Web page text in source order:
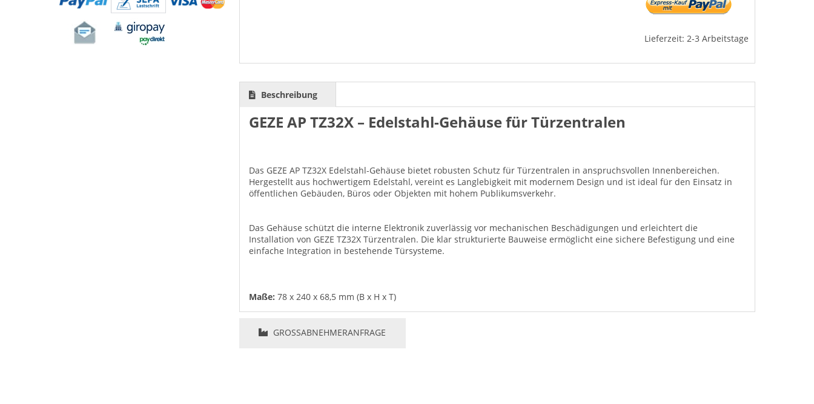
Lieferzeit: 2-3 Arbeitstage
Beschreibung
GEZE AP TZ32X – Edelstahl-Gehäuse für Türzentralen
Das GEZE AP TZ32X Edelstahl-Gehäuse bietet robusten Schutz für Türzentralen in anspruchsvollen Innenbereichen.
Hergestellt aus hochwertigem Edelstahl, vereint es Langlebigkeit mit modernem Design und ist ideal für den Einsatz in
öffentlichen Gebäuden, Büros oder Objekten mit hohem Publikumsverkehr.
Das Gehäuse schützt die interne Elektronik zuverlässig vor mechanischen Beschädigungen und erleichtert die
Installation von GEZE TZ32X Türzentralen. Die klar strukturierte Bauweise ermöglicht eine sichere Befestigung und eine
einfache Integration in bestehende Türsysteme.
Maße: 78 x 240 x 68,5 mm (B x H x T)
GROSSABNEHMERANFRAGE